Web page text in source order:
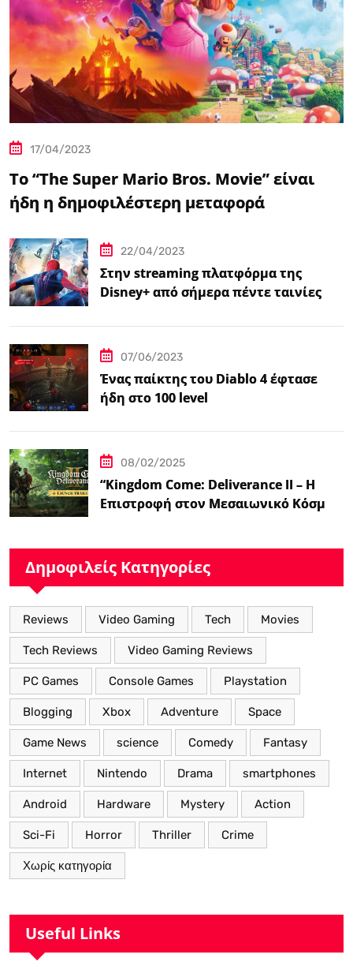
17/04/2023
Το “The Super Mario Bros. Movie” είναι
ήδη η δημοφιλέστερη μεταφορά
22/04/2023
Στην streaming πλατφόρμα της
Disney+ από σήμερα πέντε ταινίες
07/06/2023
Ένας παίκτης του Diablo 4 έφτασε
ήδη στο 100 level
08/02/2025
“Kingdom Come: Deliverance II – Η
Επιστροφή στον Μεσαιωνικό Κόσμο
Δημοφιλείς Κατηγορίες
Reviews Video Gaming Tech Movies
Tech Reviews Video Gaming Reviews
PC Games Console Games Playstation
Blogging Xbox Adventure Space
Game News science Comedy Fantasy
Internet Nintendo Drama smartphones
Android Hardware Mystery Action
Sci-Fi Horror Thriller Crime
Χωρίς κατηγορία
Useful Links